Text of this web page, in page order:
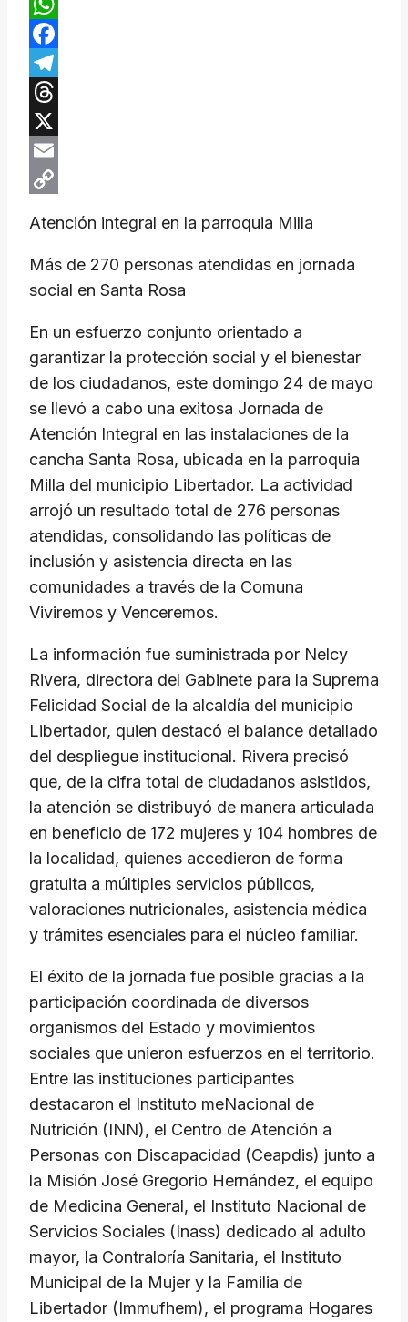
WhatsApp
Facebook
Telegram
Threads
X
Email
Atención integral en la parroquia Milla
​Más de 270 personas atendidas en jornada
social en Santa Rosa
​En un esfuerzo conjunto orientado a
garantizar la protección social y el bienestar
de los ciudadanos, este domingo 24 de mayo
se llevó a cabo una exitosa Jornada de
Atención Integral en las instalaciones de la
cancha Santa Rosa, ubicada en la parroquia
Milla del municipio Libertador. La actividad
arrojó un resultado total de 276 personas
atendidas, consolidando las políticas de
inclusión y asistencia directa en las
comunidades a través de la Comuna
Viviremos y Venceremos.
​La información fue suministrada por Nelcy
Rivera, directora del Gabinete para la Suprema
Felicidad Social de la alcaldía del municipio
Libertador, quien destacó el balance detallado
del despliegue institucional. Rivera precisó
que, de la cifra total de ciudadanos asistidos,
la atención se distribuyó de manera articulada
en beneficio de 172 mujeres y 104 hombres de
la localidad, quienes accedieron de forma
gratuita a múltiples servicios públicos,
valoraciones nutricionales, asistencia médica
y trámites esenciales para el núcleo familiar.
​El éxito de la jornada fue posible gracias a la
participación coordinada de diversos
organismos del Estado y movimientos
sociales que unieron esfuerzos en el territorio.
Entre las instituciones participantes
destacaron el Instituto meNacional de
Nutrición (INN), el Centro de Atención a
Personas con Discapacidad (Ceapdis) junto a
la Misión José Gregorio Hernández, el equipo
de Medicina General, el Instituto Nacional de
Servicios Sociales (Inass) dedicado al adulto
mayor, la Contraloría Sanitaria, el Instituto
Municipal de la Mujer y la Familia de
Libertador (Immufhem), el programa Hogares